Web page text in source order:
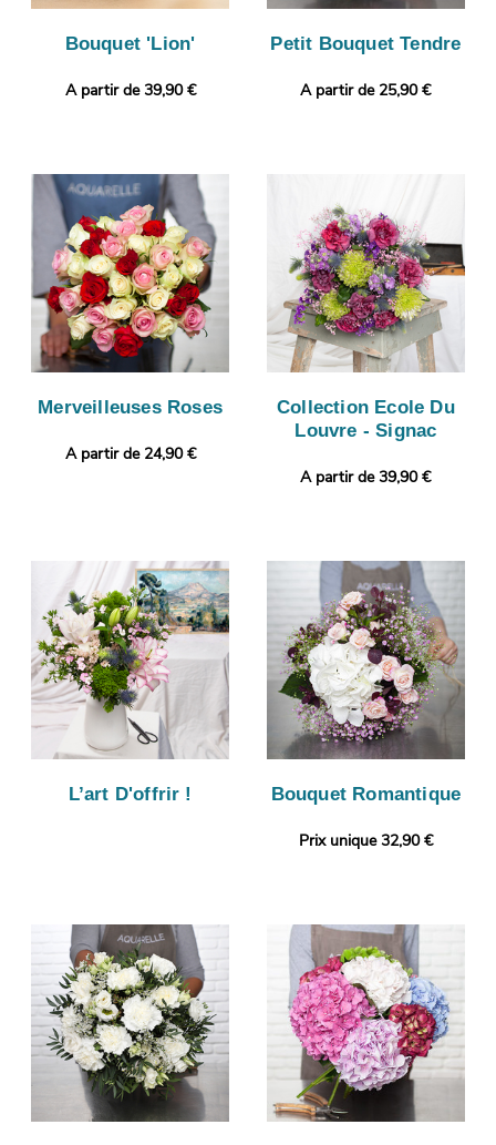
Bouquet 'Lion'
A partir de 39,90 €
Petit Bouquet Tendre
A partir de 25,90 €
Merveilleuses Roses
A partir de 24,90 €
Collection Ecole Du
Louvre - Signac
A partir de 39,90 €
L’art D'offrir ! Bouquet Romantique
Prix unique 32,90 €